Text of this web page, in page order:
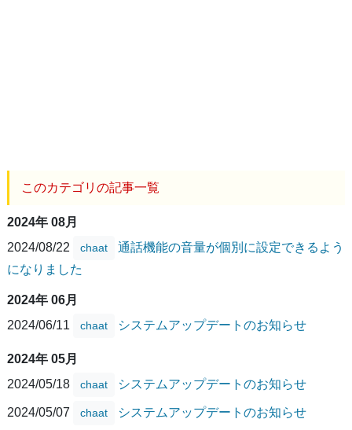
このカテゴリの記事一覧
2024年 08月
2024/08/22
chaat
通話機能の音量が個別に設定できるよう
になりました
2024年 06月
2024/06/11
chaat システムアップデートのお知らせ
2024年 05月
2024/05/18
chaat システムアップデートのお知らせ
2024/05/07 chaat システムアップデートのお知らせ